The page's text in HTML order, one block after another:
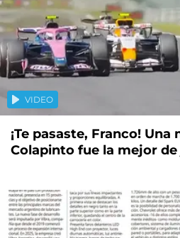
VIDEO
¡Te pasaste, Franco! Una
Colapinto fue la mejor